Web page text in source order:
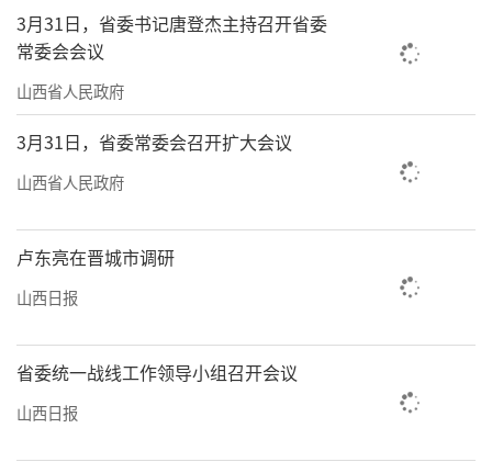
3月31日，省委书记唐登杰主持召开省委
常委会会议
山西省人民政府
3月31日，省委常委会召开扩大会议
山西省人民政府
卢东亮在晋城市调研
山西日报
省委统一战线工作领导小组召开会议
山西日报